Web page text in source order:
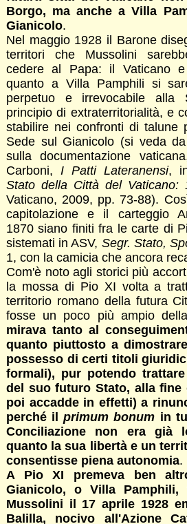
Borgo, ma anche a Villa
Gianicolo.
Nel maggio 1928 il Barone
territori che Mussolini
cedere al Papa: il Vaticano
quanto a Villa Pamphili si
perpetuo e irrevocabile alla
principio di extraterritorialità, e
stabilire nei confronti di talune
Sede sul Gianicolo (si veda
sulla documentazione
Carboni, I Patti Lateranensi,
Stato della Città del Vaticano:
Vaticano, 2009, pp. 73-88).
capitolazione e il carteggio
1870 siano finiti fra le carte di
sistemati in ASV, Segr. Stato,
1, con la camicia che ancora
Com'è noto agli storici più
la mossa di Pio XI volta a
territorio romano della futura
fosse un poco più ampio
mirava tanto al
quanto piuttosto a
possesso di certi titoli
formali), pur potendo
del suo futuro Stato, alla fine
poi accadde in effetti) a
perché ilprimum bonum in
Conciliazione non era già
quanto la sua libertà e un
consentisse piena autonomia.
A Pio XI premeva ben
Gianicolo, o Villa Pamphili,
Mussolini il 17 aprile 1928
Balilla, nocivo all'Azione